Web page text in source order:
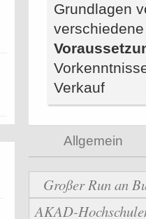
Grundlagen
Verkauf
Allgemein
Großer Run an
AKAD-